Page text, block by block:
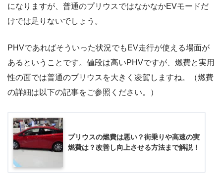
になりますが、普通のプリウスではなかなかEVモードだ
けでは足りないでしょう。
PHVであればそういった状況でもEV走行が使える場面が
あるということです。値段は高いPHVですが、燃費と実用
性の面では普通のプリウスを大きく凌駕しますね。（燃費
の詳細は以下の記事をご参照ください。）
プリウスの燃費は悪い？街乗りや高速の実
燃費は？改善し向上させる方法まで解説！